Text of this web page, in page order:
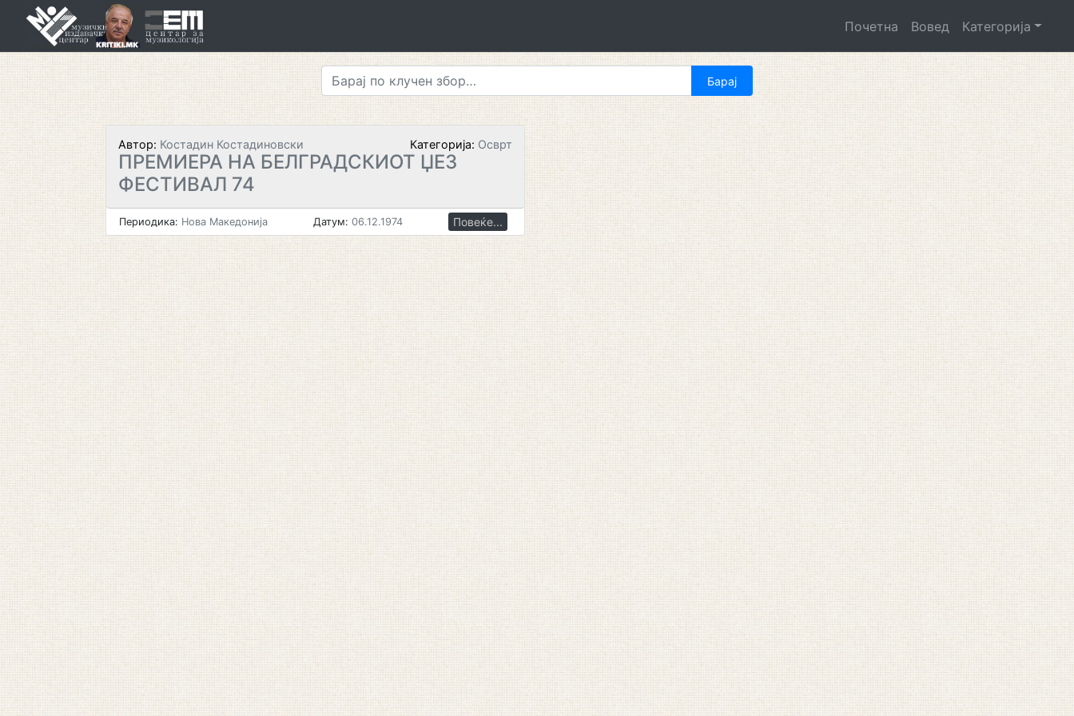
Почетна Вовед Категорија
Автор: Костадин Костадиновски Категорија: Осврт
ПРЕМИЕРА НА БЕЛГРАДСКИОТ ЏЕЗ
ФЕСТИВАЛ 74
Периодика: Нова Македонија Датум: 06.12.1974 Повеќе...